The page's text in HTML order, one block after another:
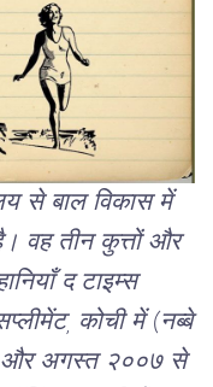
से बाल विकास में
वह तीन कुत्तों और
द टाइम्स
, कोची में(नब्बे
और अगस्त २००७ से